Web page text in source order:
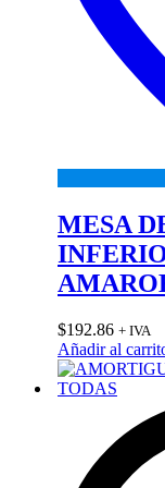
MESA
$192.86 + IVA
Añadir al